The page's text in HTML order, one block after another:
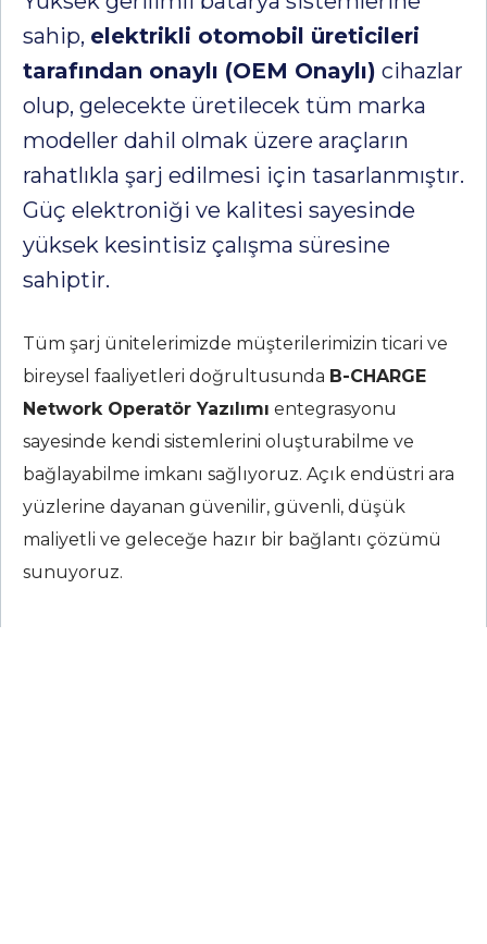
sahip, elektrikli otomobil üreticileri
tarafından onaylı (OEM Onaylı) cihazlar
olup, gelecekte üretilecek tüm marka
modeller dahil olmak üzere araçların
rahatlıkla şarj edilmesi için tasarlanmıştır.
Güç elektroniği ve kalitesi sayesinde
yüksek kesintisiz çalışma süresine
sahiptir.
Tüm şarj ünitelerimizde müşterilerimizin ticari ve
bireysel faaliyetleri doğrultusunda B-CHARGE
Network Operatör Yazılımı entegrasyonu
sayesinde kendi sistemlerini oluşturabilme ve
bağlayabilme imkanı sağlıyoruz. Açık endüstri ara
yüzlerine dayanan güvenilir, güvenli, düşük
maliyetli ve geleceğe hazır bir bağlantı çözümü
sunuyoruz.